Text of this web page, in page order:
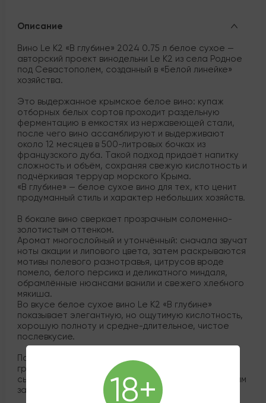
Описание
Вино Le K2 «В глубине» 2024 0.75 л белое сухое —
авторский проект винодельни Le K2 из села Родное
под Севастополем, созданный в «Белой линейке»
хозяйства.
Это выдержанное крымское белое вино: купаж
отборных белых сортов проходит раздельную
ферментацию в емкостях из нержавеющей стали,
после чего вино ассамблируют и выдерживают
около 12 месяцев в 500-литровых бочках из
французского дуба. Такой подход придаёт напитку
сложность и объём, сохраняя свежую кислотность и
подчёркивая терруар морского Крыма.
«В глубине» — белое сухое вино для тех, кто ценит
продуманный стиль и характер небольших хозяйств.
В бокале вино сверкает прозрачным соломенно-
золотистым оттенком.
Аромат многослойный и утончённый: сначала звучат
ноты акации и липового цвета, затем раскрываются
мотивы полевого разнотравья, цитрусов вроде
помело, белого персика и деликатного миндаля,
обрамлённые нюансами ванили и свежего хлебного
мякиша.
Во вкусе белое сухое вино Le K2 «В глубине»
показывает элегантную, но ощутимую кислотность,
хорошую полноту и средне-длительное, чистое
послевкусие.
Подавайте его охлаждённым до 10–12 °C к рыбе на
гриле, блюдам из белого мяса, пасте с сливочно-
сырным соусом, нежным сырам и гастрономическим
закускам на основе морепродуктов.
18+